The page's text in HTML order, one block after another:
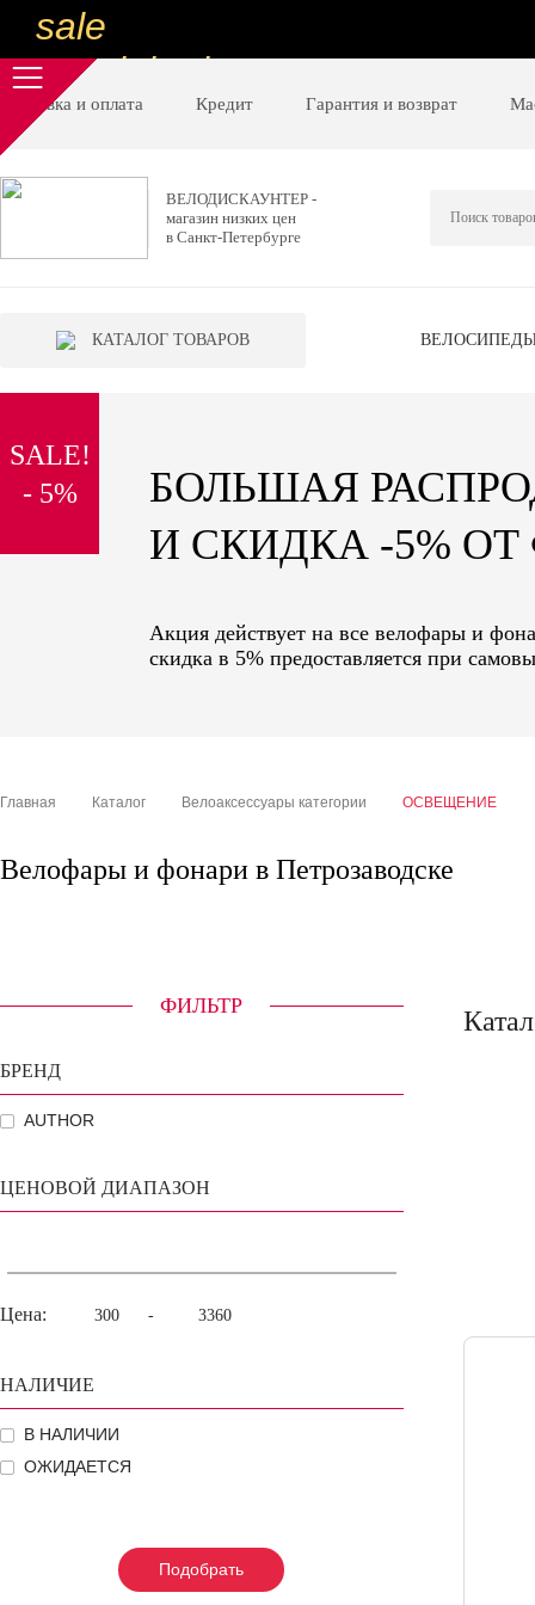
sale
special price
sale
низкие цены
вот дешево
special price
sale
надо брать
sale
Доставка и оплата Кредит Гарантия и возврат
ВЕЛОДИСКАУНТЕР -
магазин низких цен
в Санкт-Петербурге
КАТАЛОГ ТОВАРОВ
SALE!
- 5%
БОЛЬШАЯ
И СКИДКА -5%
Акция действует на все велофары и
скидка в 5% предоставляется при
Главная Каталог Велоаксессуары категории ОСВЕЩЕНИЕ
Велофары и фонари в Петрозаводске
ФИЛЬТР
БРЕНД
AUTHOR
ЦЕНОВОЙ ДИАПАЗОН
Цена: -
НАЛИЧИЕ
В НАЛИЧИИ
ОЖИДАЕТСЯ
Подобрать
Подобрать
Подобрать